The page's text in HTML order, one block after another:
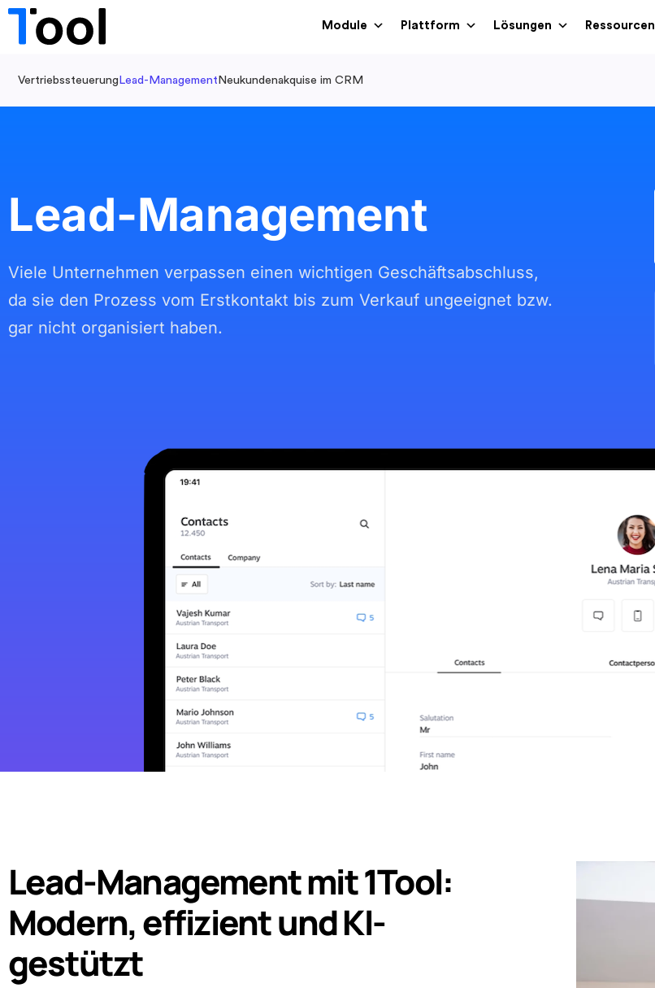
Module Plattform Lösungen Ressourcen
Vertriebssteuerung Lead-Management Neukundenakquise im CRM
Lead-Management
Viele Unternehmen verpassen einen wichtigen Geschäftsabschluss,
da sie den Prozess vom Erstkontakt bis zum Verkauf ungeeignet bzw.
gar nicht organisiert haben.
Lead-Management mit 1Tool:
Modern, effizient und KI-
gestützt